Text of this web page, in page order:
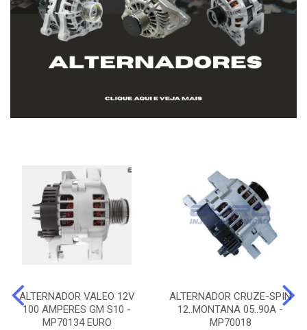
ALTERNADOR VALEO 12V
100 AMPERES GM S10 -
MP70134 EURO
ALTERNADOR CRUZE-SPIN
12..MONTANA 05..90A -
MP70018